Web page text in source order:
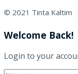
© 2021 Tinta Kaltim
Welcome Back!
Login to your